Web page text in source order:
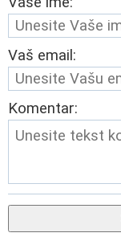
Vaš email:
Komentar: